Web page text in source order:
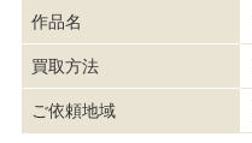
作品名
買取方法
ご依頼地域